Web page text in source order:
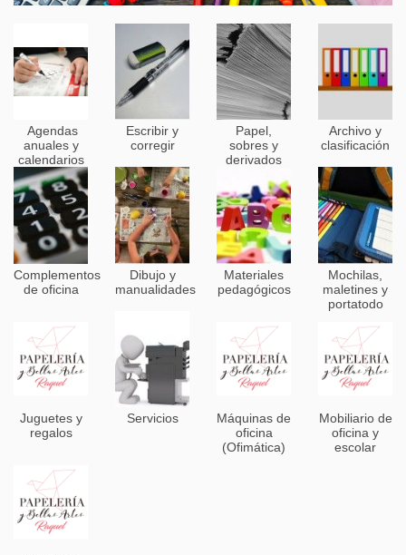
Agendas
anuales y
calendarios
Escribir y
corregir
Papel,
sobres y
derivados
Archivo y
clasificación
Complementos
de oficina
Dibujo y
manualidades
Materiales
pedagógicos
Mochilas,
maletines y
portatodo
Juguetes y
regalos
Servicios
Máquinas de
oficina
(Ofimática)
Mobiliario de
oficina y
escolar